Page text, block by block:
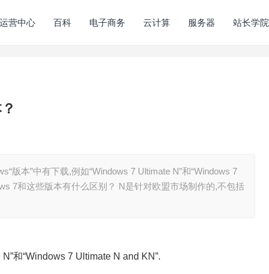
运营中心 百科 电子商务 云计算 服务器 站长学院
版本”中有下载,例如“Windows 7 Ultimate N”和“Windows 7
7和这些版本有什么区别？ N是针对欧盟市场制作的,不包括
和“Windows 7 Ultimate N and KN”.